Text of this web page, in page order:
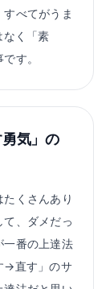
べてがうま
なく「素
す。
気」の
くさんあり
て、ダメだっ
番の上達法
→直す」のサ